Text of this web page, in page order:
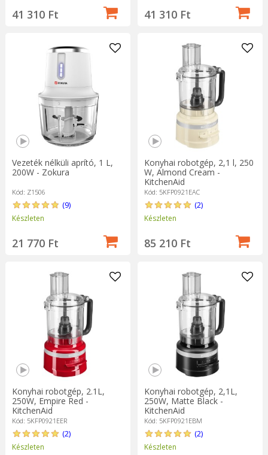
41 310 Ft 41 310 Ft
Vezeték nélküli aprító, 1 L,
200W - Zokura
Kód: Z1506
(9)
Készleten
21 770 Ft
Konyhai robotgép, 2,1 l, 250
W, Almond Cream -
KitchenAid
Kód: 5KFP0921EAC
(2)
Készleten
85 210 Ft
Konyhai robotgép, 2.1L,
250W, Empire Red -
KitchenAid
Kód: 5KFP0921EER
(2)
Készleten
Konyhai robotgép, 2,1L,
250W, Matte Black -
KitchenAid
Kód: 5KFP0921EBM
(2)
Készleten